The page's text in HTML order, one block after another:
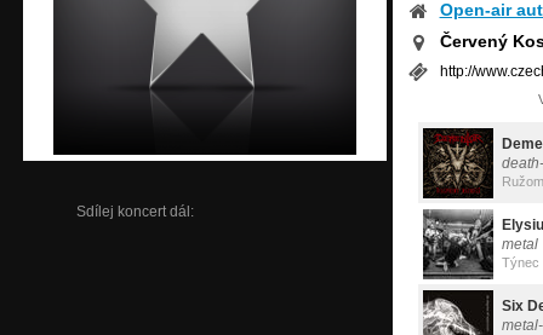
Sdílej koncert dál:
Open-air
Červený
http://
metal
Týnec
Six